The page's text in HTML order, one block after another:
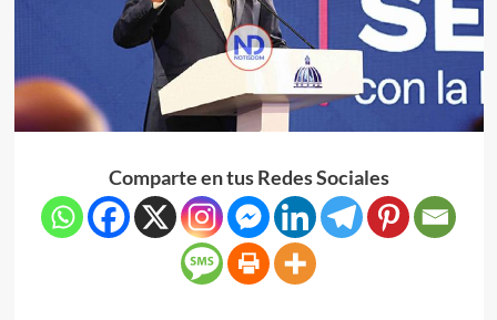
Comparte en tus Redes Sociales